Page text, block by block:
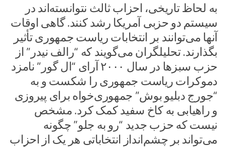
به لحاظ تاریخی، احزاب ثالث نتوانسته‌اند در
سیستم دو حزبی آمریکا رشد کنند. گاهی اوقات
آنها می‌توانند بر انتخابات ریاست جمهوری تأثیر
بگذارند. تحلیلگران می‌گویند که “رالف نیدر” از
حزب سبزها در سال ۲۰۰۰ آرای “ال گور” نامزد
دموکرات ریاست جمهوری را شکست و به
“جورج دبلیو بوش” جمهوری‌خواه برای پیروزی
و راهیابی به کاخ سفید کمک کرد. مشخص
نیست که حزب جدید “رو به جلو” چگونه
می‌تواند بر چشم‌انداز انتخاباتی هر یک از احزاب